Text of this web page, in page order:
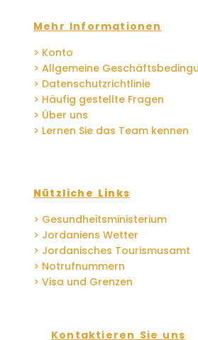
Mehr Informationen
> Konto
> Allgemeine
> Datenschutzrichtlinie
> Häufig gestellte Fragen
> Über uns
> Lernen Sie das Team kennen
Nützliche Links
> Gesundheitsministerium
> Jordaniens Wetter
> Jordanisches Tourismusamt
> Notrufnummern
> Visa und Grenzen
Kontaktieren Sie uns